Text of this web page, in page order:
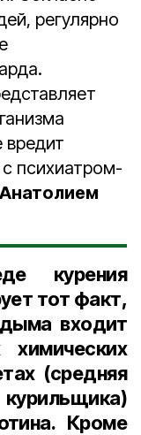
регулярно
вредит
психиатром-
Анатолием
курения
тот факт,
входит
(средняя
Кроме